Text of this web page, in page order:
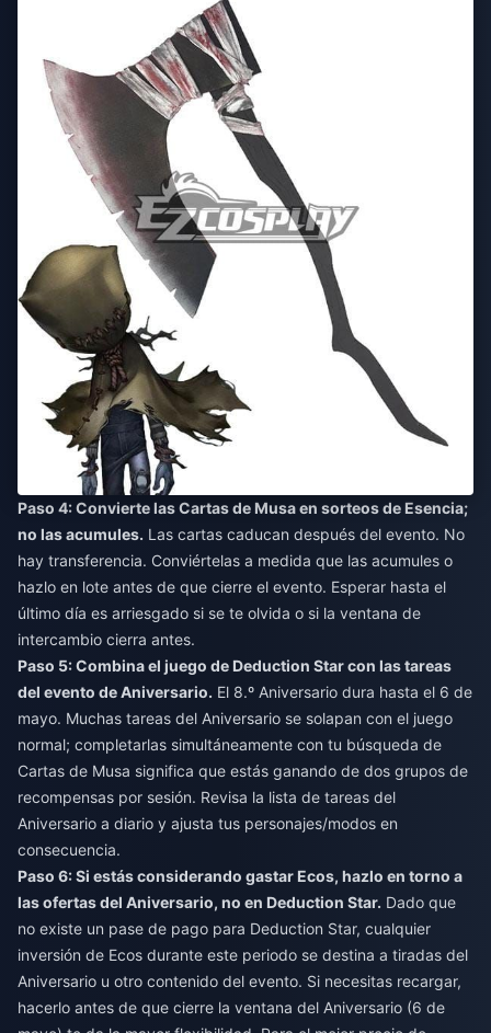
Paso 4: Convierte las Cartas de Musa en sorteos de Esencia;
no las acumules. Las cartas caducan después del evento. No
hay transferencia. Conviértelas a medida que las acumules o
hazlo en lote antes de que cierre el evento. Esperar hasta el
último día es arriesgado si se te olvida o si la ventana de
intercambio cierra antes.
Paso 5: Combina el juego de Deduction Star con las tareas
del evento de Aniversario. El 8.º Aniversario dura hasta el 6 de
mayo. Muchas tareas del Aniversario se solapan con el juego
normal; completarlas simultáneamente con tu búsqueda de
Cartas de Musa significa que estás ganando de dos grupos de
recompensas por sesión. Revisa la lista de tareas del
Aniversario a diario y ajusta tus personajes/modos en
consecuencia.
Paso 6: Si estás considerando gastar Ecos, hazlo en torno a
las ofertas del Aniversario, no en Deduction Star. Dado que
no existe un pase de pago para Deduction Star, cualquier
inversión de Ecos durante este periodo se destina a tiradas del
Aniversario u otro contenido del evento. Si necesitas recargar,
hacerlo antes de que cierre la ventana del Aniversario (6 de